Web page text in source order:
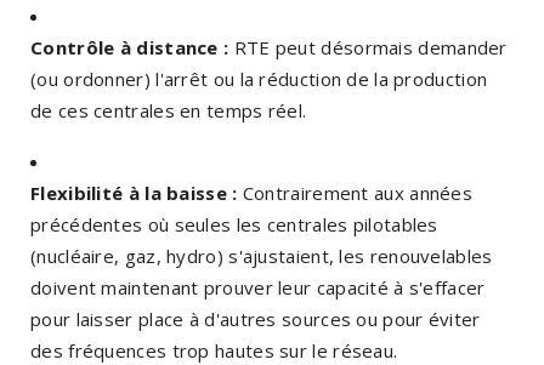
Contrôle à distance : RTE peut désormais demander
(ou ordonner) l'arrêt ou la réduction de la production
de ces centrales en temps réel.
Flexibilité à la baisse : Contrairement aux années
précédentes où seules les centrales pilotables
(nucléaire, gaz, hydro) s'ajustaient, les renouvelables
doivent maintenant prouver leur capacité à s'effacer
pour laisser place à d'autres sources ou pour éviter
des fréquences trop hautes sur le réseau.